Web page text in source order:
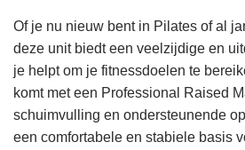
Of je nu nieuw bent in Pilates of al
deze unit biedt een veelzijdige en
je helpt om je fitnessdoelen te
komt met een Professional Raised
schuimvulling en ondersteunende
een comfortabele en stabiele basis